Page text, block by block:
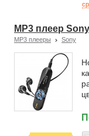
MP3 плеер
MP3 плееры Sony